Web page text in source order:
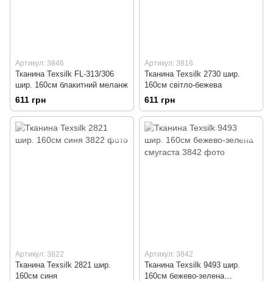
Артикул: 3846
Тканина Texsilk FL-313/306
шир. 160см блакитний меланж
611 грн
Артикул: 3816
Тканина Texsilk 2730 шир.
160см світло-бежева
611 грн
Артикул: 3822
Тканина Texsilk 2821 шир.
160см синя
Артикул: 3842
Тканина Texsilk 9493 шир.
160см бежево-зелена